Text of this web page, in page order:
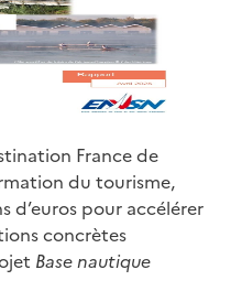
France de
du tourisme,
d’euros pour accélérer
concrètes
Base nautique